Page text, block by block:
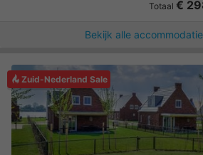
Totaal €
Bekijk alle
Zuid-Nederland Sale